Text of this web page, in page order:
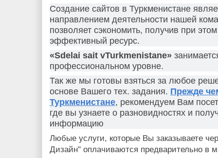
Создание сайтов в Туркменистане
направлением деятельности нашей
позволяет сэкономить, получив при
эффективный ресурс.
«Sdelai sait vTurkmenistane»
профессиональном уровне.
Так же мы готовы взяться за любое
основе Вашего тех. задания. Прежде
Туркменистане, рекомендуем Вам
где вы узнаете о разновидностях и
информацию
Любые услуги, которые Вы заказываете
Дизайн" оплачиваются предварительно в